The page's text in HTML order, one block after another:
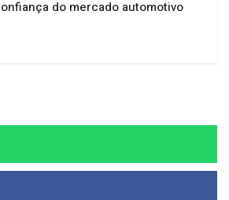
do mercado automotivo